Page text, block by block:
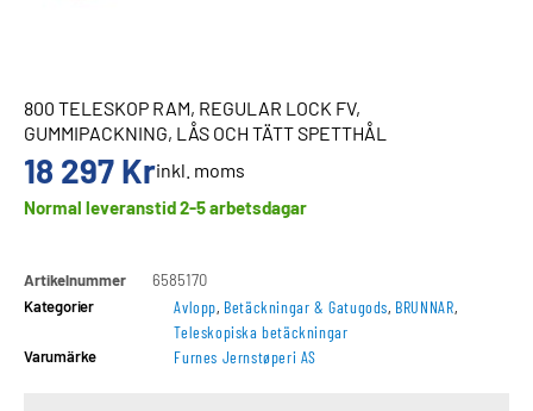
800 TELESKOP RAM, REGULAR LOCK FV,
GUMMIPACKNING, LÅS OCH TÄTT SPETTHÅL
18 297 Krinkl. moms
Normal leveranstid 2-5 arbetsdagar
Artikelnummer
6585170
Kategorier
Avlopp, Betäckningar & Gatugods, BRUNNAR,
Teleskopiska betäckningar
Varumärke Furnes Jernstøperi AS